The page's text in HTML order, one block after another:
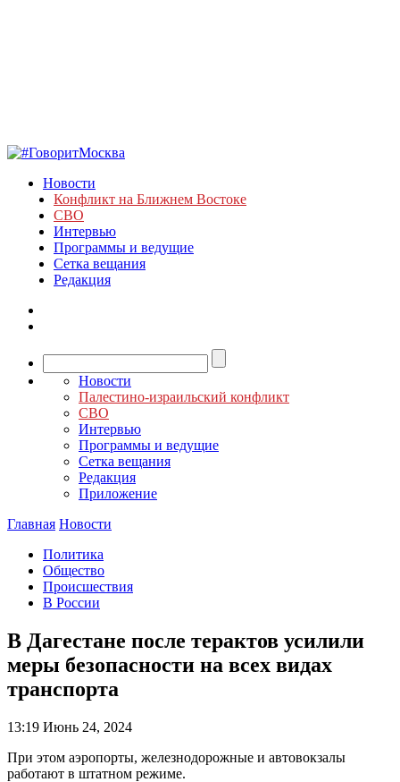
Новости
Конфликт на Ближнем Востоке
СВО
Интервью
Программы и ведущие
Сетка вещания
Редакция
Новости
Палестино-израильский конфликт
СВО
Интервью
Программы и ведущие
Сетка вещания
Редакция
Приложение
Главная Новости
Политика
Общество
Происшествия
В России
В Дагестане после терактов усилили
меры безопасности на всех видах
транспорта
13:19 Июнь 24, 2024
При этом аэропорты, железнодорожные и автовокзалы
работают в штатном режиме.